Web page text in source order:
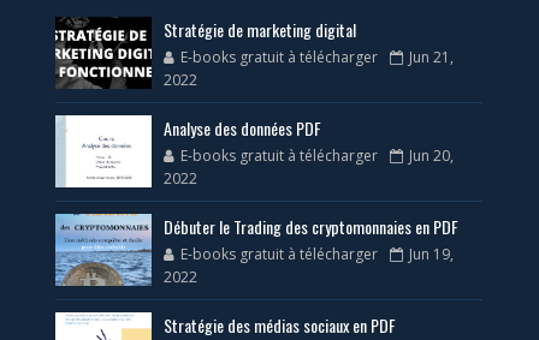
Stratégie de marketing digital
E-books gratuit à télécharger
Jun 21,
2022
Analyse des données PDF
E-books gratuit à télécharger
Jun 20,
2022
Débuter le Trading des cryptomonnaies en PDF
E-books gratuit à télécharger
Jun 19,
2022
Stratégie des médias sociaux en PDF